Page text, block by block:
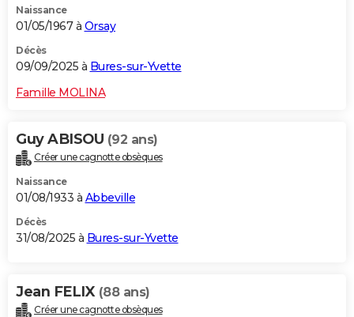
Naissance
01/05/1967 à Orsay
Décès
09/09/2025 à Bures-sur-Yvette
Famille MOLINA
Guy ABISOU (92 ans)
Créer une cagnotte obsèques
Naissance
01/08/1933 à Abbeville
Décès
31/08/2025 à Bures-sur-Yvette
Jean FELIX (88 ans)
Créer une cagnotte obsèques